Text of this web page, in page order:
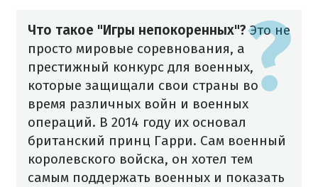
Что такое "Игры непокоренных"?Это не
просто мировые соревнования, а
престижный конкурс для военных,
которые защищали свои страны во
время различных войн и военных
операций. В 2014 году их основал
британский принц Гарри. Сам военный
королевского войска, он хотел тем
самым поддержать военных и показать